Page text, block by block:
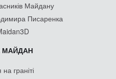
Майдану
Писаренка
МАЙДАН
граніті